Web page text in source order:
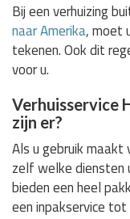
Bij een verhuizing
naar Amerika, moet
tekenen. Ook dit
voor u.
Verhuisservice
zijn er?
Als u gebruik maakt
zelf welke diensten
bieden een heel
een inpakservice